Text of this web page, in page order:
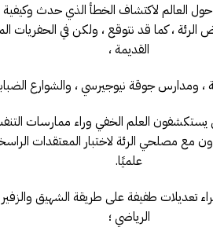
العالم لاكتشاف الخطأ الذي حدث وكيفية
الرئة ، كما قد نتوقع ، ولكن في الحفريات
القديمة ،
، ومدارس جوقة نيوجيرسي ، والشوارع
يستكشفون العلم الخفي وراء ممارسات
مع مصلحي الرئة لاختبار المعتقدات
علميًا.
تعديلات طفيفة على طريقة الشهيق
الرياضي ؛